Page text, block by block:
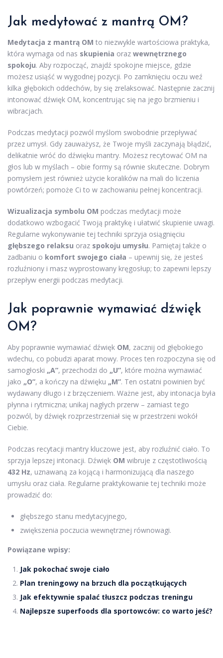
Jak medytować z mantrą OM?
Medytacja z mantrą OM to niezwykle wartościowa praktyka,
która wymaga od nas skupienia oraz wewnętrznego
spokoju. Aby rozpocząć, znajdź spokojne miejsce, gdzie
możesz usiąść w wygodnej pozycji. Po zamknięciu oczu weź
kilka głębokich oddechów, by się zrelaksować. Następnie zacznij
intonować dźwięk OM, koncentrując się na jego brzmieniu i
wibracjach.
Podczas medytacji pozwól myślom swobodnie przepływać
przez umysł. Gdy zauważysz, że Twoje myśli zaczynają błądzić,
delikatnie wróć do dźwięku mantry. Możesz recytować OM na
głos lub w myślach – obie formy są równie skuteczne. Dobrym
pomysłem jest również użycie koralików na mali do liczenia
powtórzeń; pomoże Ci to w zachowaniu pełnej koncentracji.
Wizualizacja symbolu OM podczas medytacji może
dodatkowo wzbogacić Twoją praktykę i ułatwić skupienie uwagi.
Regularne wykonywanie tej techniki sprzyja osiągnięciu
głębszego relaksu oraz spokoju umysłu. Pamiętaj także o
zadbaniu o komfort swojego ciała – upewnij się, że jesteś
rozluźniony i masz wyprostowany kręgosłup; to zapewni lepszy
przepływ energii podczas medytacji.
Jak poprawnie wymawiać dźwięk
OM?
Aby poprawnie wymawiać dźwięk OM, zacznij od głębokiego
wdechu, co pobudzi aparat mowy. Proces ten rozpoczyna się od
samogłoski „A”, przechodzi do „U”, które można wymawiać
jako „O”, a kończy na dźwięku „M”. Ten ostatni powinien być
wydawany długo i z brzęczeniem. Ważne jest, aby intonacja była
płynna i rytmiczna; unikaj nagłych przerw – zamiast tego
pozwól, by dźwięk rozprzestrzeniał się w przestrzeni wokół
Ciebie.
Podczas recytacji mantry kluczowe jest, aby rozluźnić ciało. To
sprzyja lepszej intonacji. Dźwięk OM wibruje z częstotliwością
432 Hz, uznawaną za kojącą i harmonizującą dla naszego
umysłu oraz ciała. Regularne praktykowanie tej techniki może
prowadzić do:
głębszego stanu medytacyjnego,
zwiększenia poczucia wewnętrznej równowagi.
Powiązane wpisy:
Jak pokochać swoje ciało
Plan treningowy na brzuch dla początkujących
Jak efektywnie spalać tłuszcz podczas treningu
Najlepsze superfoods dla sportowców: co warto jeść?